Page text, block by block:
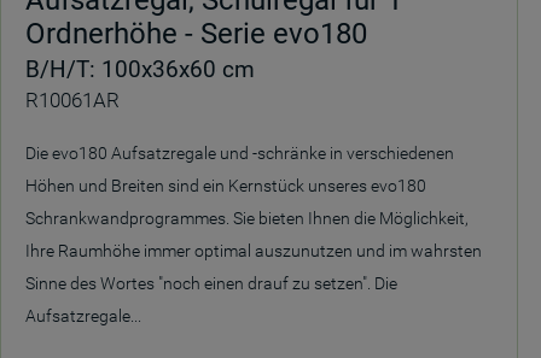
Ordnerhöhe - Serie evo180
B/H/T: 100x36x60 cm
R10061AR
Die evo180 Aufsatzregale und -schränke in verschiedenen
Höhen und Breiten sind ein Kernstück unseres evo180
Schrankwandprogrammes. Sie bieten Ihnen die Möglichkeit,
Ihre Raumhöhe immer optimal auszunutzen und im wahrsten
Sinne des Wortes "noch einen drauf zu setzen". Die
Aufsatzregale...